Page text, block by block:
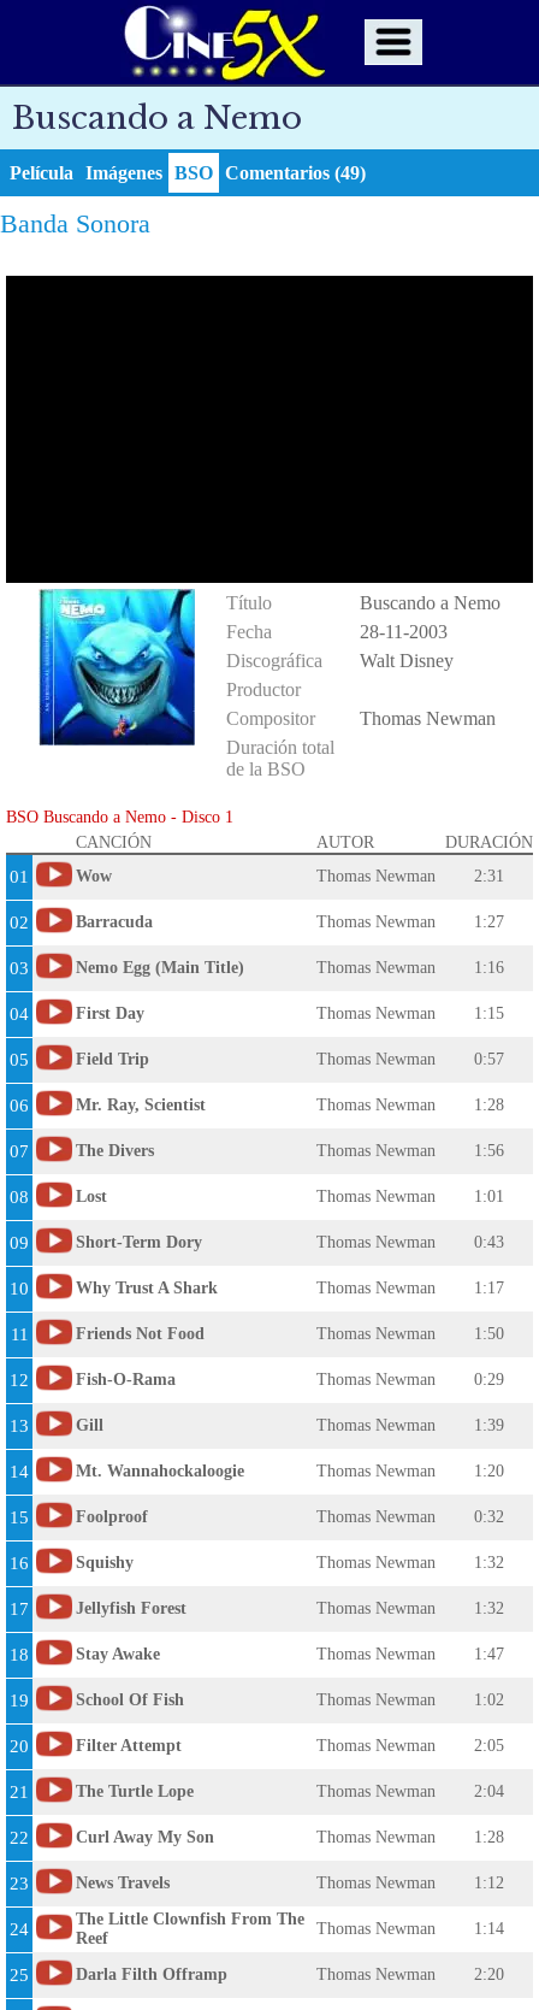
Buscando a Nemo
Película Imágenes BSO Comentarios (49)
Banda Sonora
Título
Buscando a Nemo
Fecha
28-11-2003
Discográfica
Walt Disney
Productor
Compositor
Thomas Newman
Duración total
de la BSO
BSO Buscando a Nemo - Disco 1
CANCIÓN
AUTOR DURACIÓN
01 Wow Thomas Newman 2:31
02 Barracuda Thomas Newman 1:27
03 Nemo Egg (Main Title) Thomas Newman 1:16
04 First Day Thomas Newman 1:15
05 Field Trip Thomas Newman 0:57
06 Mr. Ray, Scientist Thomas Newman 1:28
07 The Divers Thomas Newman 1:56
08 Lost Thomas Newman 1:01
09 Short-Term Dory Thomas Newman 0:43
10 Why Trust A Shark Thomas Newman 1:17
11 Friends Not Food Thomas Newman 1:50
12 Fish-O-Rama Thomas Newman 0:29
13 Gill Thomas Newman 1:39
14 Mt. Wannahockaloogie Thomas Newman 1:20
15 Foolproof Thomas Newman 0:32
16 Squishy Thomas Newman 1:32
17 Jellyfish Forest Thomas Newman 1:32
18 Stay Awake Thomas Newman 1:47
19 School Of Fish Thomas Newman 1:02
20 Filter Attempt Thomas Newman 2:05
21 The Turtle Lope Thomas Newman 2:04
22 Curl Away My Son Thomas Newman 1:28
23 News Travels Thomas Newman 1:12
24
The Little Clownfish From The
Reef
Thomas Newman 1:14
25 Darla Filth Offramp Thomas Newman 2:20